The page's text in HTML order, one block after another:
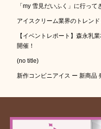
「my 雪見だいふく」に行って
アイスクリーム業界のトレン
【イベントレポート】森永乳
開催！
(no title)
新作コンビニアイス ー 新商品